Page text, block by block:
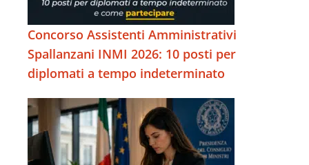
Concorso Assistenti Amministrativi
Spallanzani INMI 2026: 10 posti per
diplomati a tempo indeterminato